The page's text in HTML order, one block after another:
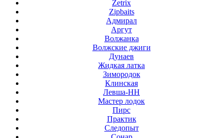
Zetrix
Zipbaits
Адмирал
Аргут
Волжанка
Волжские джиги
Дунаев
Жидкая латка
Зимородок
Клинская
Левша-НН
Мастер лодок
Пирс
Практик
Следопыт